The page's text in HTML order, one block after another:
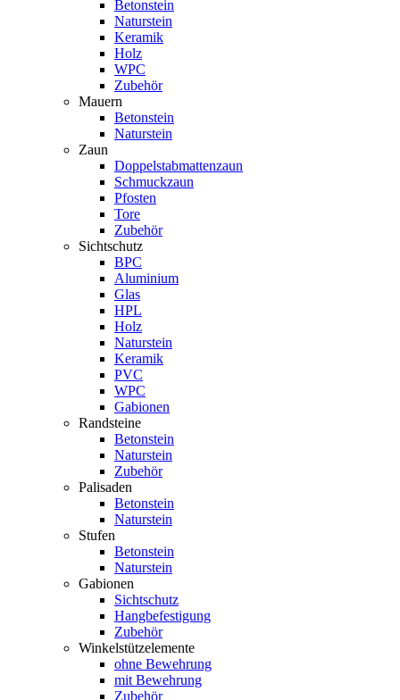
Betonstein
Naturstein
Keramik
Holz
WPC
Zubehör
Mauern
Betonstein
Naturstein
Zaun
Doppelstabmattenzaun
Schmuckzaun
Pfosten
Tore
Zubehör
Sichtschutz
BPC
Aluminium
Glas
HPL
Holz
Naturstein
Keramik
PVC
WPC
Gabionen
Randsteine
Betonstein
Naturstein
Zubehör
Palisaden
Betonstein
Naturstein
Stufen
Betonstein
Naturstein
Gabionen
Sichtschutz
Hangbefestigung
Zubehör
Winkelstützelemente
ohne Bewehrung
mit Bewehrung
Zubehör